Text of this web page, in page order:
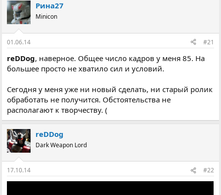
к
ц
і
Рина27
Minicon
01.06.14 #21
reDDog, наверное. Общее число кадров у меня 85. На
большее просто не хватило сил и условий.
Сегодня у меня уже ни новый сделать, ни старый ролик
обработать не получится. Обстоятельства не
располагают к творчеству. (
reDDog
Dark Weapon Lord
17.10.14 #22